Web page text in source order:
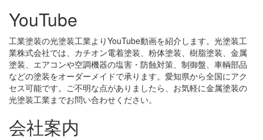
YouTube
工業塗装の光塗装工業よりYouTube動画を紹介します。光塗装工
業株式会社では、カチオン電着塗装、粉体塗装、樹脂塗装、金属
塗装、エアコンや空調機器の塩害・防蝕対策、制御盤、車輌部品
などの塗装をオーダーメイドで承ります。愛知県から全国にアク
セス可能です。ご不明な点がありましたら、お気軽に金属塗装の
光塗装工業までお問い合わせください。
会社案内